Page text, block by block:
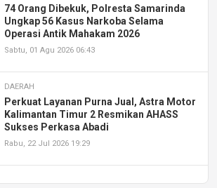
74 Orang Dibekuk, Polresta Samarinda
Ungkap 56 Kasus Narkoba Selama
Operasi Antik Mahakam 2026
Sabtu, 01 Agu 2026 06:43
DAERAH
Perkuat Layanan Purna Jual, Astra Motor
Kalimantan Timur 2 Resmikan AHASS
Sukses Perkasa Abadi
Rabu, 22 Jul 2026 19:29